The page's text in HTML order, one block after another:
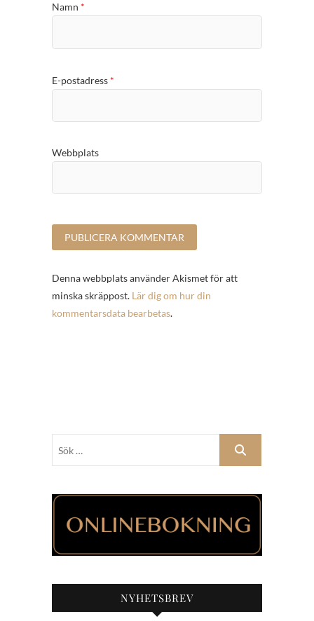
Namn *
E-postadress *
Webbplats
Denna webbplats använder Akismet för att
minska skräppost. Lär dig om hur din
kommentarsdata bearbetas.
NYHETSBREV